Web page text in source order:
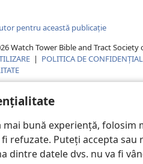
mai bună experiență,
refuzate. Puteți accepta
dintre datele dvs. nu va fi
pentru această publicație
Watch Tower Bible and Tract Society
| POLITICA DE